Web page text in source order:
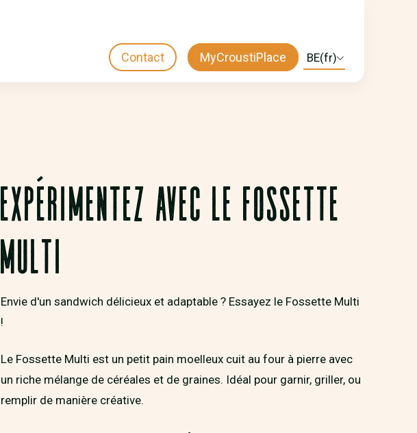
CTA
Contact MyCroustiPlace
Select
EXPÉRIMENTEZ AVEC LE FOSSETTE
MULTI
Envie d'un sandwich délicieux et adaptable ? Essayez le Fossette Multi
!
Le Fossette Multi est un petit pain moelleux cuit au four à pierre avec
un riche mélange de céréales et de graines. Idéal pour garnir, griller, ou
remplir de manière créative.